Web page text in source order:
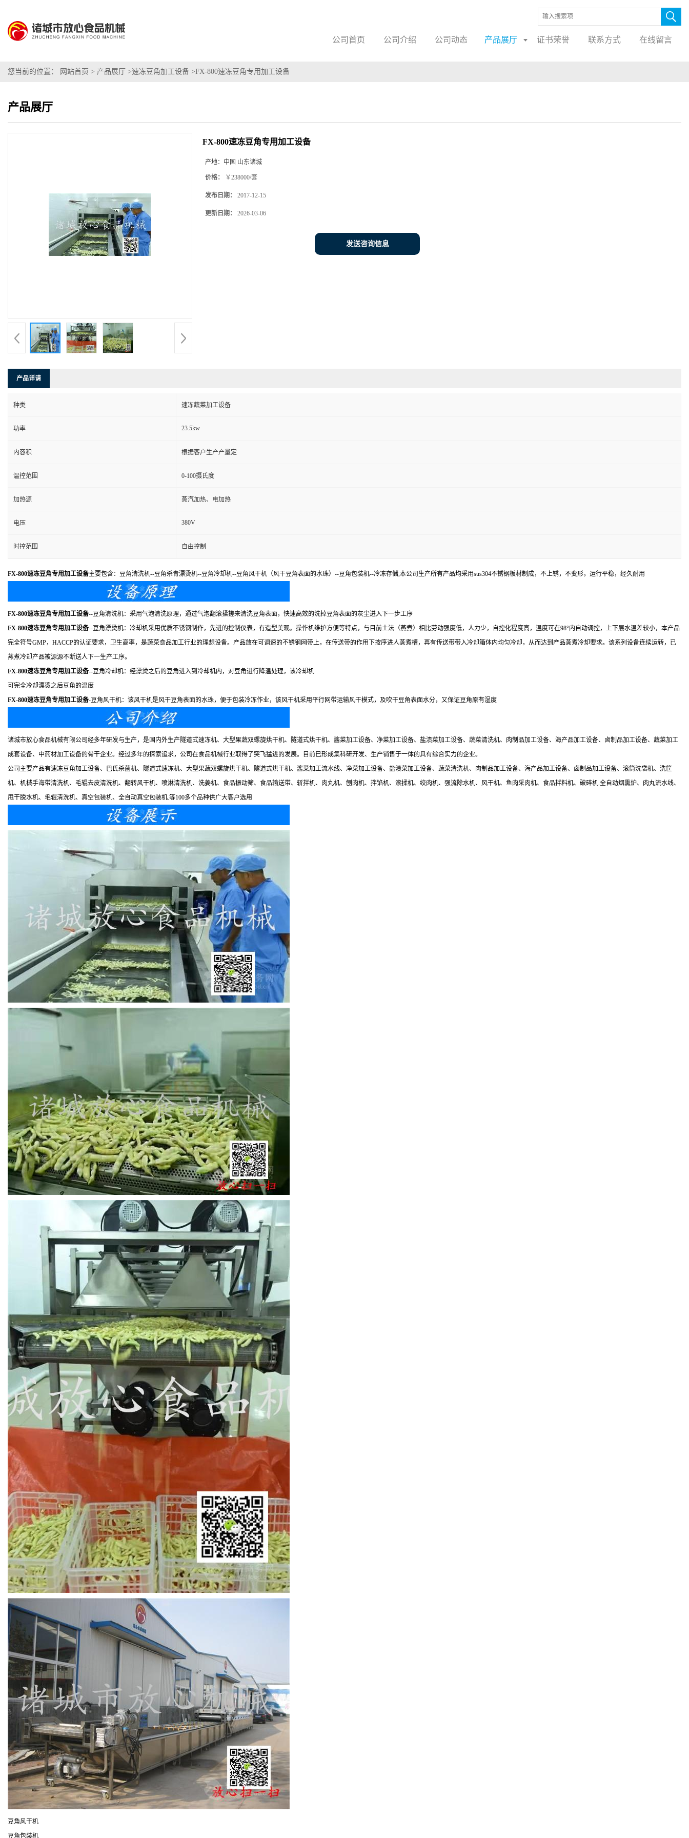
公司首页 公司介绍 公司动态 产品展厅 证书荣誉 联系方式 在线留言
您当前的位置： 网站首页 > 产品展厅 >速冻豆角加工设备 >FX-800速冻豆角专用加工设备
产品展厅
FX-800速冻豆角专用加工设备
产地： 中国 山东诸城
价格： ￥238000/套
发布日期： 2017-12-15
更新日期： 2026-03-06
发送咨询信息
产品详请
种类 速冻蔬菜加工设备
功率 23.5kw
内容积 根据客户生产产量定
温控范围 0-100摄氏度
加热源 蒸汽加热、电加热
电压 380V
时控范围 自由控制
FX-800速冻豆角专用加工设备主要包含：豆角清洗机--豆角杀青漂烫机--豆角冷却机--豆角风干机（风干豆角表面的水珠）--豆角包装机--冷冻存储,本公司生产所有产品均采用sus304不锈钢板材制成，不上锈，不变形，运行平稳，经久耐用
FX-800速冻豆角专用加工设备--豆角清洗机：采用气泡清洗原理，通过气泡翻滚揉搓来清洗豆角表面，快速高效的洗掉豆角表面的灰尘进入下一步工序
FX-800速冻豆角专用加工设备--豆角漂烫机：冷却机采用优质不锈钢制作，先进的控制仪表，有造型美观。操作机维护方便等特点，与目前土法（蒸煮）相比劳动强度低，人力少，自控化程度高，温度可在98°内自动调控，上下层水温差较小，本产品
完全符号GMP，HACCP的认证要求，卫生高率，是蔬菜食品加工行业的理想设备。产品放在可调速的不锈钢网带上，在传送带的作用下按序进人蒸煮槽，再有传送带带入冷却箱体内均匀冷却，从而达到产品蒸煮冷却要求。该系列设备连续运转，已
蒸煮冷却产品被源源不断送人下一生产工序。
FX-800速冻豆角专用加工设备--豆角冷却机：经漂烫之后的豆角进入到冷却机内，对豆角进行降温处理，该冷却机
可完全冷却漂烫之后豆角的温度
FX-800速冻豆角专用加工设备-豆角风干机：该风干机是风干豆角表面的水珠，便于包装冷冻作业，该风干机采用平行网带运输风干模式，及吹干豆角表面水分，又保证豆角原有湿度
诸城市放心食品机械有限公司经多年研发与生产，是国内外生产隧道式速冻机、大型果蔬双螺旋烘干机、隧道式烘干机、酱菜加工设备、净菜加工设备、盐渍菜加工设备、蔬菜清洗机、肉制品加工设备、海产品加工设备、卤制品加工设备、蔬菜加工
成套设备、中药材加工设备的骨干企业。经过多年的探索追求，公司在食品机械行业取得了突飞猛进的发展。目前已形成集科研开发、生产销售于一体的具有综合实力的企业。
公司主要产品有速冻豆角加工设备、巴氏杀菌机、隧道式速冻机、大型果蔬双螺旋烘干机、隧道式烘干机、酱菜加工流水线、净菜加工设备、盐渍菜加工设备、蔬菜清洗机、肉制品加工设备、海产品加工设备、卤制品加工设备、滚筒洗袋机、洗筐
机、机械手海带清洗机、毛辊去皮清洗机、翻转风干机、喷淋清洗机、洗姜机、食品振动筛、食品输送带、斩拌机、肉丸机、刨肉机、拌馅机、滚揉机、绞肉机、强流除水机、风干机、鱼肉采肉机、食品拌料机、破碎机.全自动烟熏炉、肉丸流水线、
甩干脱水机、毛辊清洗机、真空包装机、全自动真空包装机.等100多个品种供广大客户选用
豆角风干机
豆角包装机